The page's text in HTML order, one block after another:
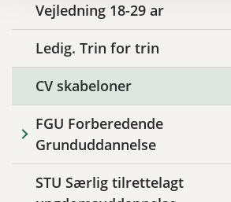
Vejledning 18-29 ar
Ledig. Trin for trin
CV skabeloner
FGU Forberedende
Grunduddannelse
STU Særlig tilrettelagt